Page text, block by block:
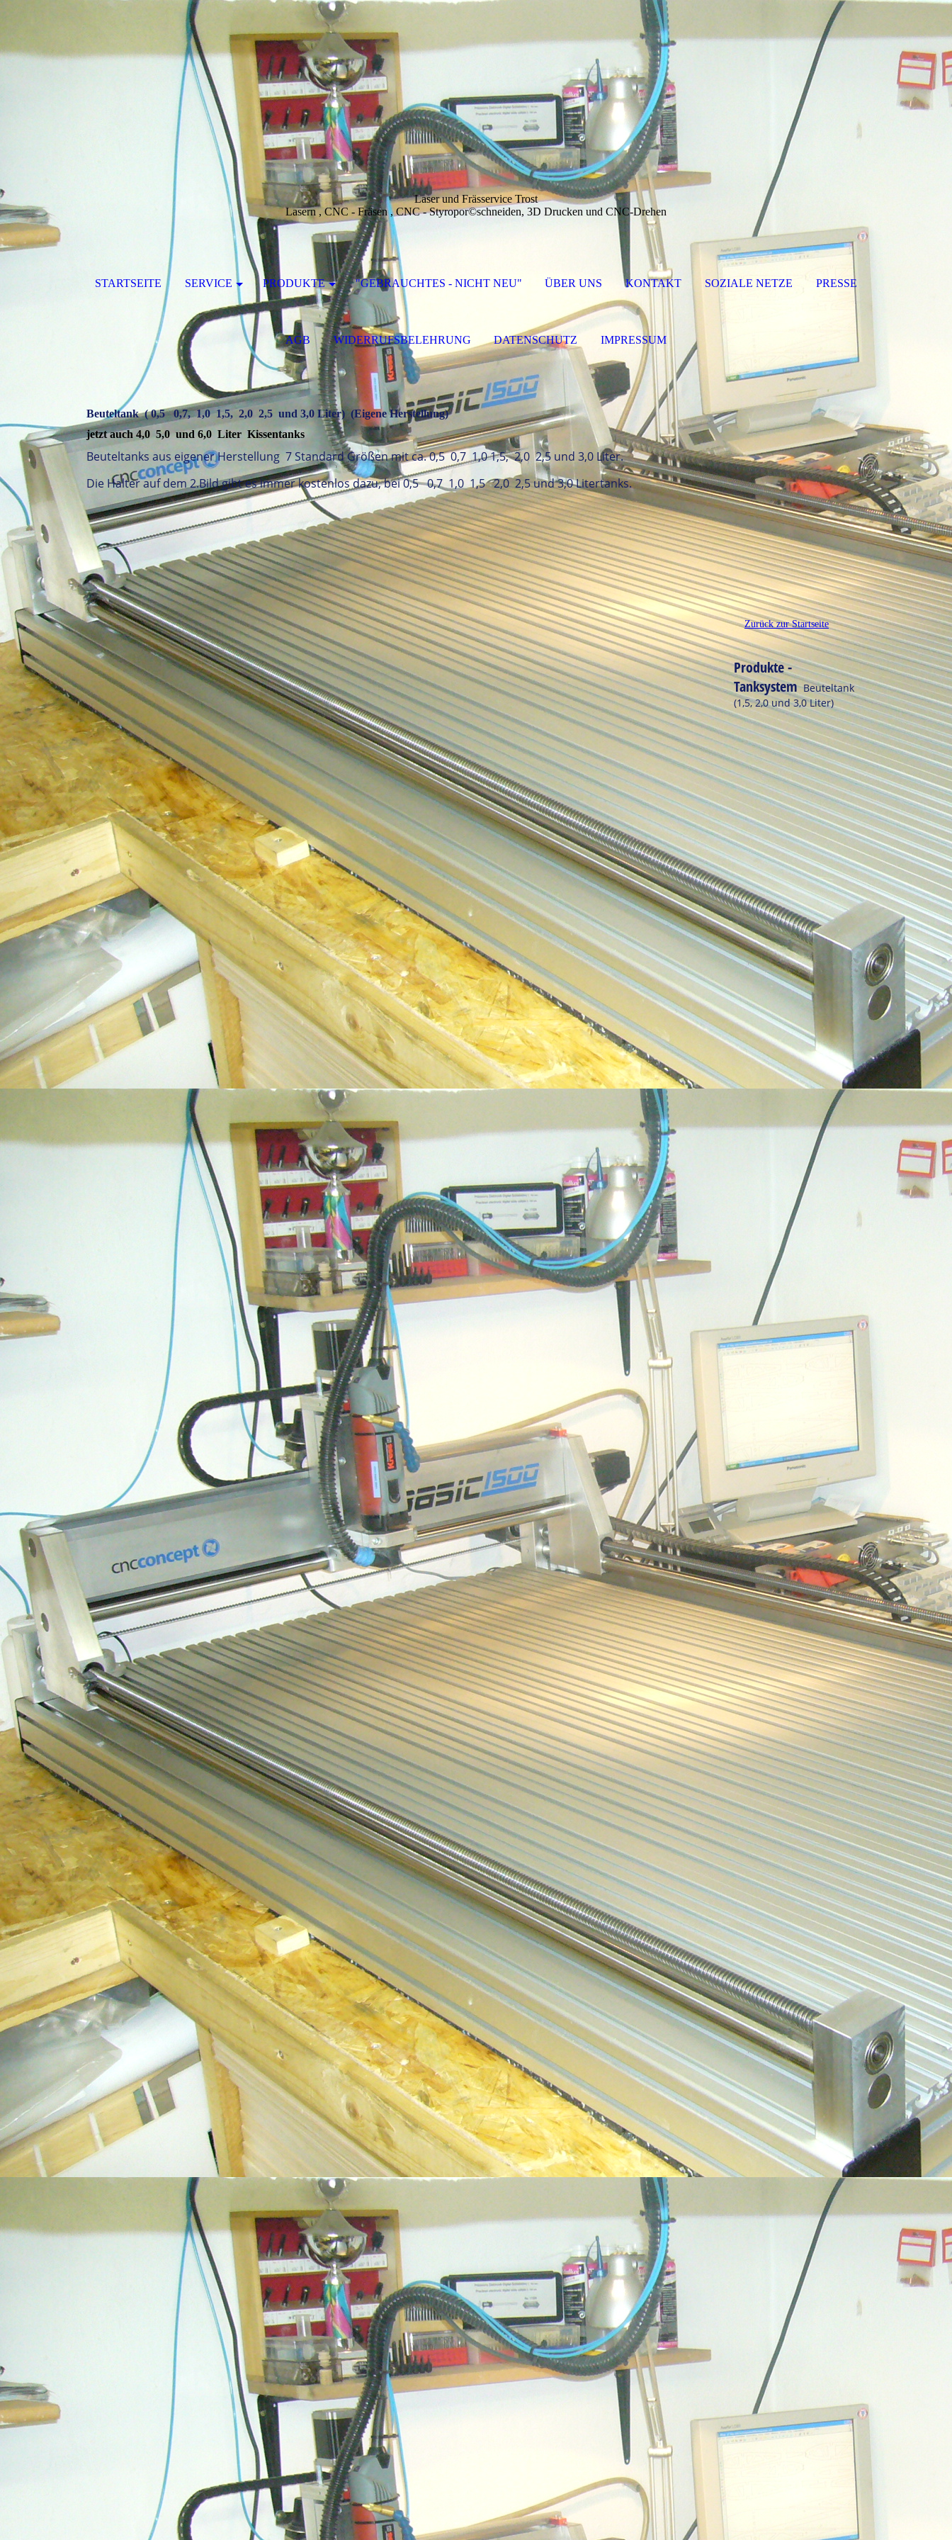
Laser und Frässervice Trost
Lasern , CNC - Fräsen , CNC - Styropor©schneiden, 3D Drucken und CNC-Drehen
STARTSEITE SERVICE PRODUKTE "GEBRAUCHTES - NICHT NEU" ÜBER UNS KONTAKT SOZIALE NETZE PRESSE
AGB WIDERRUFSBELEHRUNG DATENSCHUTZ IMPRESSUM
Beuteltank ( 0,5 0,7, 1,0 1,5, 2,0 2,5 und 3,0 Liter) (Eigene Herstellung)
jetzt auch 4,0 5,0 und 6,0 Liter Kissentanks
Beuteltanks aus eigener Herstellung 7 Standard Größen mit ca. 0,5 0,7 1,0 1,5, 2,0 2,5 und 3,0 Liter.
Die Halter auf dem 2.Bild gibt es immer kostenlos dazu, bei 0,5 0,7 1,0 1,5 2,0 2,5 und 3,0 Litertanks.
Zurück zur Startseite
Produkte -
Tanksystem Beuteltank
(1,5, 2,0 und 3,0 Liter)